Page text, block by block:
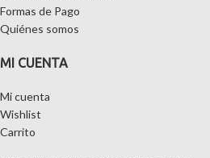
Formas de Pago
Quiénes somos
MI CUENTA
Mi cuenta
Wishlist
Carrito